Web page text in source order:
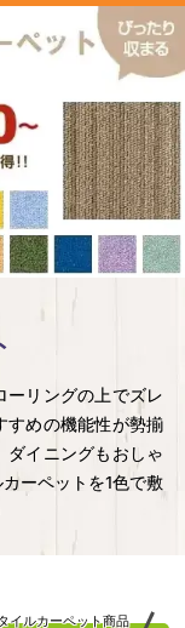
絨
玄
マ
ッ
ト
ル
プ
ョ
ン・
補
材
ーリングの上でズレ
すめの機能性が勢揃
ダイニングもおしゃ
ーペットを1色で敷
イルカーペット商品